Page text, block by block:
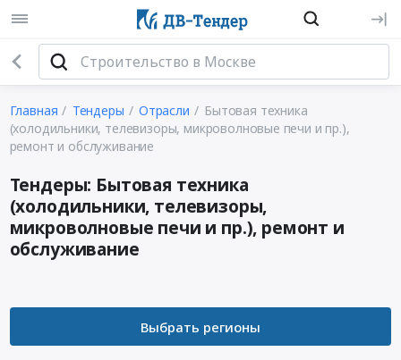
Главная Тендеры Отрасли
Бытовая техника
(холодильники, телевизоры, микроволновые печи и пр.),
ремонт и обслуживание
Тендеры: Бытовая техника
(холодильники, телевизоры,
микроволновые печи и пр.), ремонт и
обслуживание